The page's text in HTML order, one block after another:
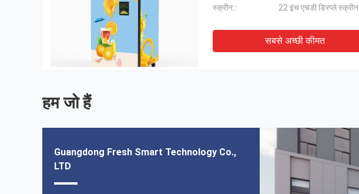
स्क्रीन::
22 इंच एचडी डिस्प्ले स्क्रीन
सबसे अच्छी कीमत
हम जो हैं
Guangdong Fresh Smart Technology Co.,
LTD